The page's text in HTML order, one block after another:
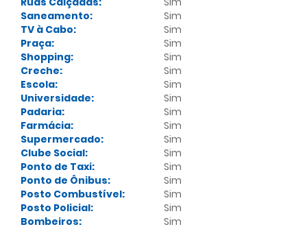
Saneamento:
Sim
TV à Cabo:
Sim
Praça:
Sim
Shopping:
Sim
Creche:
Sim
Escola:
Sim
Universidade:
Sim
Padaria:
Sim
Farmácia:
Sim
Supermercado:
Sim
Clube Social:
Sim
Ponto de Taxi:
Sim
Ponto de Ônibus:
Sim
Posto Combustível:
Sim
Posto Policial:
Sim
Bombeiros:
Sim